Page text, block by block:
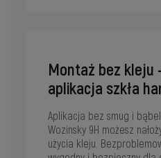
Montaż bez kleju
aplikacja szkła
Aplikacja bez smug i
Wozinsky 9H możesz
użycia kleju.